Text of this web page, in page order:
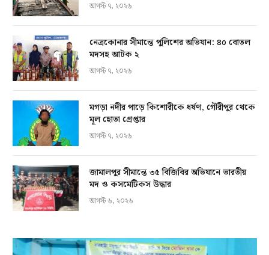
আগস্ট ৭, ২০২৬
নেত্রকোনার সীমান্তে পুলিশের অভিযান: ৪০ বোতল
মদসহ আটক ২
আগস্ট ৭, ২০২৬
মগড়া নদীর পাড়ে কিশোরীকে ধর্ষণ, গৌরীপুর থেকে
মূল হোতা গ্রেপ্তার
আগস্ট ৭, ২০২৬
জামালপুর সীমান্তে ৩৫ বিজিবির অভিযানে ভারতীয়
মদ ও কসমেটিকস উদ্ধার
আগস্ট ৬, ২০২৬